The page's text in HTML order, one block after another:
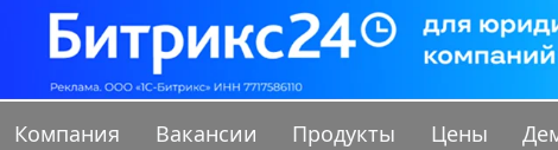
Компания Вакансии Продукты Цены